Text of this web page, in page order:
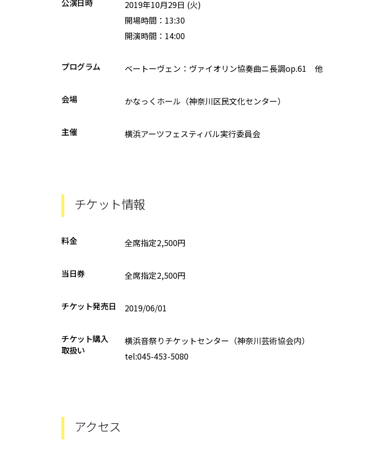
公演日時
2019年10月29日 (火)
開場時間：13:30
開演時間：14:00
プログラム ベートーヴェン：ヴァイオリン協奏曲ニ長調op.61 他
会場 かなっくホール（神奈川区民文化センター）
主催 横浜アーツフェスティバル実行委員会
チケット情報
料金 全席指定2,500円
当日券 全席指定2,500円
チケット発売日 2019/06/01
チケット購入
取扱い
横浜音祭りチケットセンター（神奈川芸術協会内）
tel:045-453-5080
アクセス